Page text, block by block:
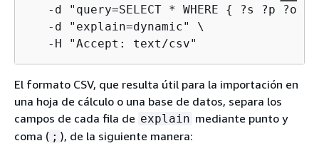
   -d "query=SELECT * WHERE
{
?s ?p ?o }
   -d "explain=dynamic" \
   -H "Accept: text/csv"
El formato CSV, que resulta útil para la importación en
una hoja de cálculo o una base de datos, separa los
campos de cada fila de explain mediante punto y
coma ( ; ), de la siguiente manera: